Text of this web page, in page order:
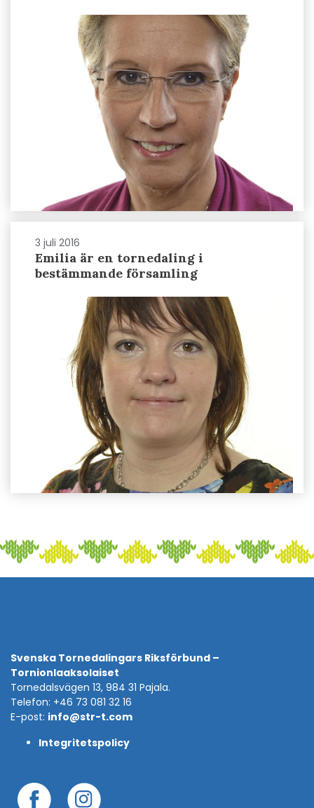
3 juli 2016
Emilia är en tornedaling i
bestämmande församling
Svenska Tornedalingars Riksförbund –
Tornionlaaksolaiset
Tornedalsvägen 13, 984 31 Pajala.
Telefon: +46 73 081 32 16
E-post: info@str-t.com
Integritetspolicy